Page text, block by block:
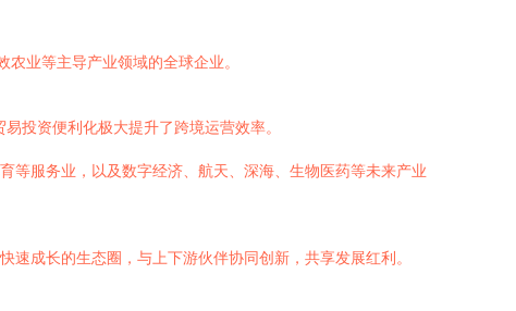
业等主导产业领域的全球企业。
投资便利化极大提升了跨境运营效率。
等服务业，以及数字经济、航天、深海、生物医药等未来产业
成长的生态圈，与上下游伙伴协同创新，共享发展红利。